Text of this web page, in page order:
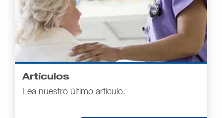
Artículos
Lea nuestro último artículo.